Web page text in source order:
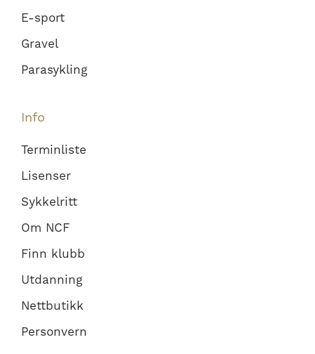
E-sport
Gravel
Parasykling
Info
Terminliste
Lisenser
Sykkelritt
Om NCF
Finn klubb
Utdanning
Nettbutikk
Personvern